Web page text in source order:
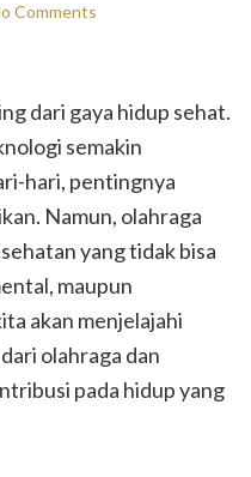
Comments
dari gaya hidup sehat.
semakin
hari, pentingnya
Namun, olahraga
yang tidak bisa
maupun
akan menjelajahi
olahraga dan
pada hidup yang